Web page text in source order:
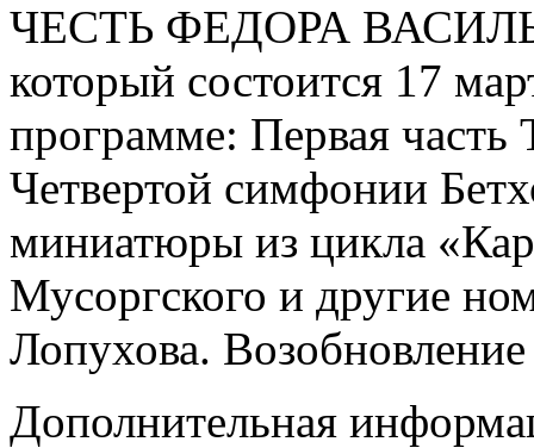
ЧЕСТЬ ФЕДОРА
который состоится 17
программе: Первая
Четвертой симфонии
миниатюры из цикла
Мусоргского и другие
Лопухова.
Дополнительная